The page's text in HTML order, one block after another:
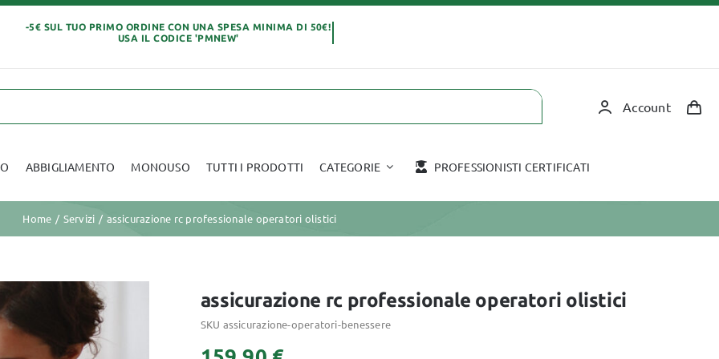
Account
ABBIGLIAMENTO MONOUSO TUTTI I PRODOTTI CATEGORIE
HOT STONE
PROFESSIONISTI CERTIFICATI
Home Servizi assicurazione rc professionale operatori olistici
assicurazione rc professionale operatori olistici
SKU assicurazione-operatori-benessere